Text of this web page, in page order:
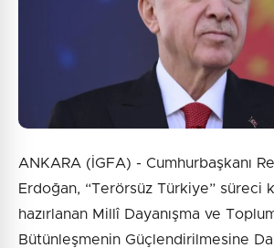
ANKARA (İGFA) - Cumhurbaşkanı
Erdoğan, “Terörsüz Türkiye” süreci
hazırlanan Millî Dayanışma ve
Bütünleşmenin Güçlendirilmesine